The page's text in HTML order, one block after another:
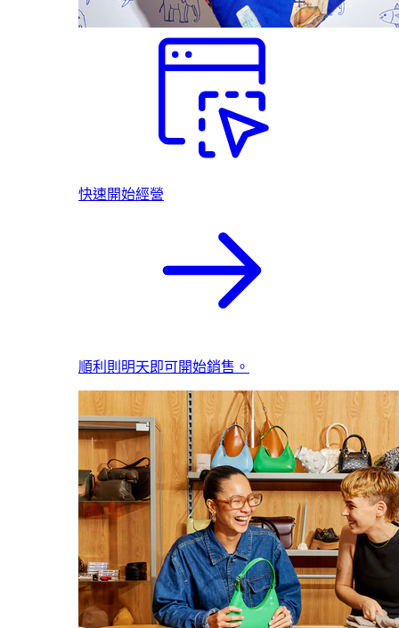
快速開始經營
順利則明天即可開始銷售。